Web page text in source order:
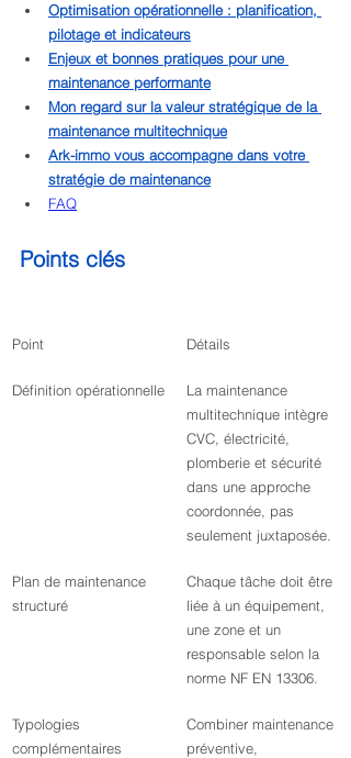
Optimisation opérationnelle : planification,
pilotage et indicateurs
Enjeux et bonnes pratiques pour une
maintenance performante
Mon regard sur la valeur stratégique de la
maintenance multitechnique
Ark-immo vous accompagne dans votre
stratégie de maintenance
FAQ
Points clés
Point Détails
Définition opérationnelle
La maintenance
multitechnique intègre
CVC, électricité,
plomberie et sécurité
dans une approche
coordonnée, pas
seulement juxtaposée.
Plan de maintenance
structuré
Chaque tâche doit être
liée à un équipement,
une zone et un
responsable selon la
norme NF EN 13306.
Typologies
complémentaires
Combiner maintenance
préventive,